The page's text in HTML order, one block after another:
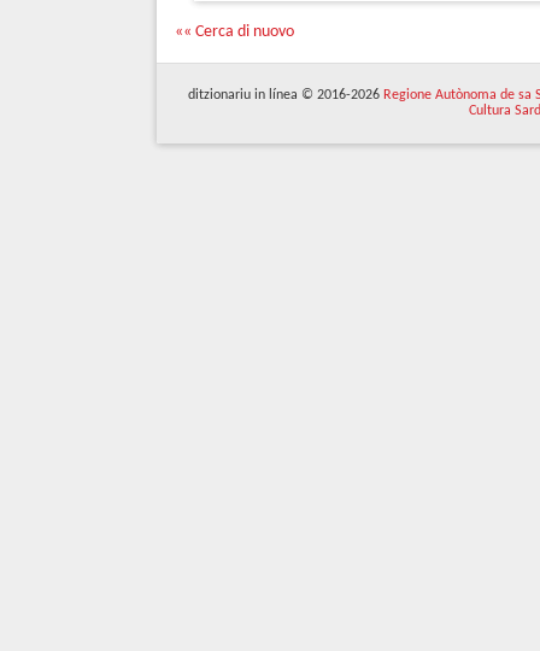
«« Cerca di nuovo
ditzionariu in línea © 2016-2026 Regione Autònoma de sa
Cultura